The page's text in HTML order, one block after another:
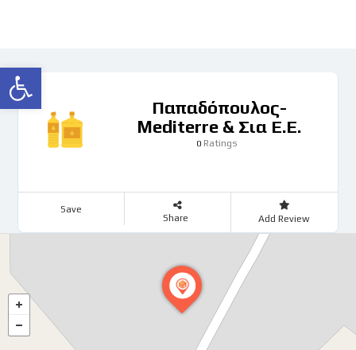
Ανοίξτε τη γραμμή εργαλείων
Παπαδόπουλος-
Mediterre & Σια Ε.Ε.
0Ratings
Save
Share Add Review